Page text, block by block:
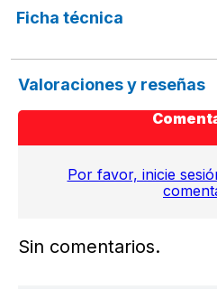
Ficha técnica
Valoraciones y reseñas
Por favor, inicie
Sin comentarios.